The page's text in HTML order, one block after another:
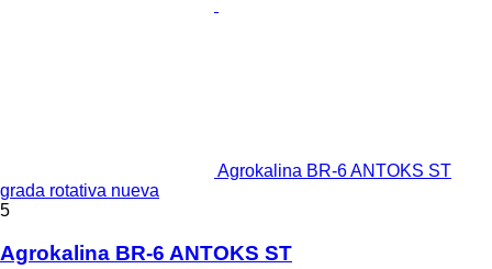
Agrokalina BR-6 ANTOKS ST
grada rotativa nueva
5
Agrokalina BR-6 ANTOKS ST